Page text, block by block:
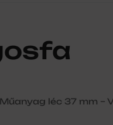
léc 37 mm –